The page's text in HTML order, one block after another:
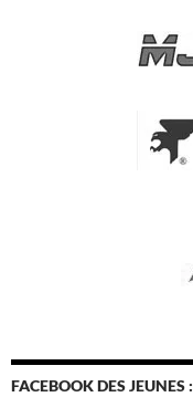
FACEBOOK DES JEUNES :